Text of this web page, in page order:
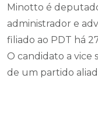
Minotto é
administrador e
filiado ao PDT há
O candidato a vice
de um partido